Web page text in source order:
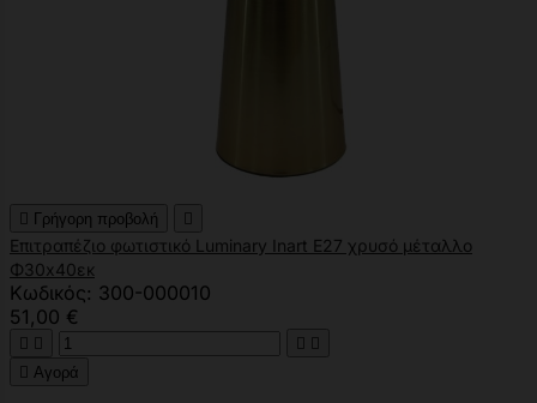
 Γρήγορη προβολή 
Επιτραπέζιο φωτιστικό Luminary Inart Ε27 χρυσό μέταλλο
Φ30x40εκ
Κωδικός: 300-000010
51,00 €
   
 Αγορά